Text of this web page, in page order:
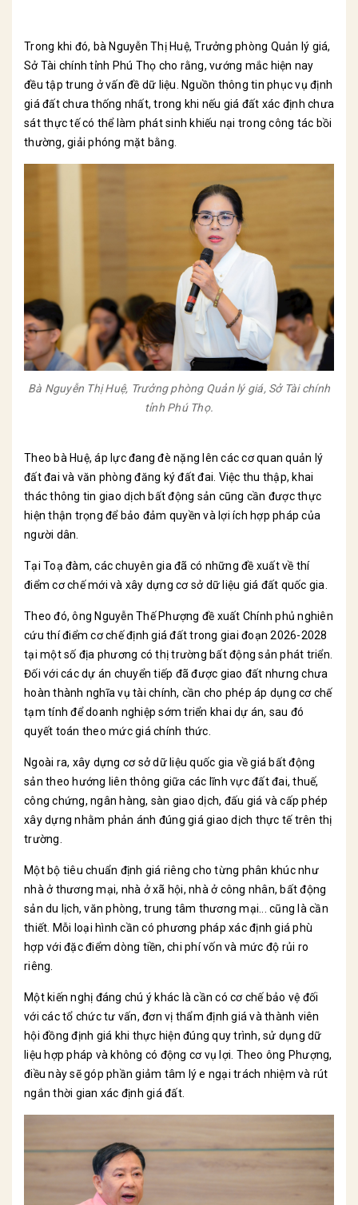
Trong khi đó, bà Nguyễn Thị Huệ, Trưởng phòng Quản lý giá,
Sở Tài chính tỉnh Phú Thọ cho rằng, vướng mắc hiện nay
đều tập trung ở vấn đề dữ liệu. Nguồn thông tin phục vụ định
giá đất chưa thống nhất, trong khi nếu giá đất xác định chưa
sát thực tế có thể làm phát sinh khiếu nại trong công tác bồi
thường, giải phóng mặt bằng.
Bà Nguyễn Thị Huệ, Trưởng phòng Quản lý giá, Sở Tài chính
tỉnh Phú Thọ.
Theo bà Huệ, áp lực đang đè nặng lên các cơ quan quản lý
đất đai và văn phòng đăng ký đất đai. Việc thu thập, khai
thác thông tin giao dịch bất động sản cũng cần được thực
hiện thận trọng để bảo đảm quyền và lợi ích hợp pháp của
người dân.
Tại Toạ đàm, các chuyên gia đã có những đề xuất về thí
điểm cơ chế mới và xây dựng cơ sở dữ liệu giá đất quốc gia.
Theo đó, ông Nguyễn Thế Phượng đề xuất Chính phủ nghiên
cứu thí điểm cơ chế định giá đất trong giai đoạn 2026-2028
tại một số địa phương có thị trường bất động sản phát triển.
Đối với các dự án chuyển tiếp đã được giao đất nhưng chưa
hoàn thành nghĩa vụ tài chính, cần cho phép áp dụng cơ chế
tạm tính để doanh nghiệp sớm triển khai dự án, sau đó
quyết toán theo mức giá chính thức.
Ngoài ra, xây dựng cơ sở dữ liệu quốc gia về giá bất động
sản theo hướng liên thông giữa các lĩnh vực đất đai, thuế,
công chứng, ngân hàng, sàn giao dịch, đấu giá và cấp phép
xây dựng nhằm phản ánh đúng giá giao dịch thực tế trên thị
trường.
Một bộ tiêu chuẩn định giá riêng cho từng phân khúc như
nhà ở thương mại, nhà ở xã hội, nhà ở công nhân, bất động
sản du lịch, văn phòng, trung tâm thương mại... cũng là cần
thiết. Mỗi loại hình cần có phương pháp xác định giá phù
hợp với đặc điểm dòng tiền, chi phí vốn và mức độ rủi ro
riêng.
Một kiến nghị đáng chú ý khác là cần có cơ chế bảo vệ đối
với các tổ chức tư vấn, đơn vị thẩm định giá và thành viên
hội đồng định giá khi thực hiện đúng quy trình, sử dụng dữ
liệu hợp pháp và không có động cơ vụ lợi. Theo ông Phượng,
điều này sẽ góp phần giảm tâm lý e ngại trách nhiệm và rút
ngắn thời gian xác định giá đất.